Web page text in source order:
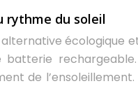
rythme du soleil
écologique
batterie
de l’ensoleillement.